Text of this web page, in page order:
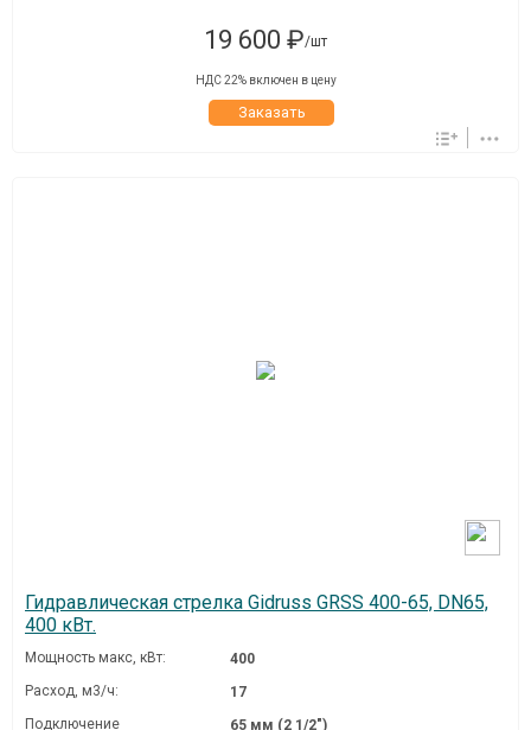
19 600 ₽/шт
НДС 22% включен в цену
Заказать
Гидравлическая стрелка Gidruss GRSS 400-65, DN65,
400 кВт.
Мощность макс, кВт:
400
Расход, м3/ч:
17
Подключение
65 мм (2 1/2")